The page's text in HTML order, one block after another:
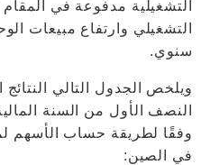
التشغيلية مدفوعة في المقام
التشغيلي وارتفاع مبيعات
سنوي.
ويلخص الجدول التالي
وفقًا لطريقة حساب الأسهم
في الصين: